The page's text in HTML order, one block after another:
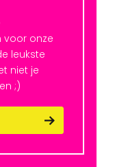
voor onze
leukste
niet je
;)